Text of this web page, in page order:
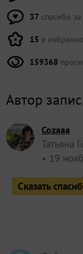
37 спасибо
15 в
159368
Автор
Cozaaa
Татьяна
19
Сказать